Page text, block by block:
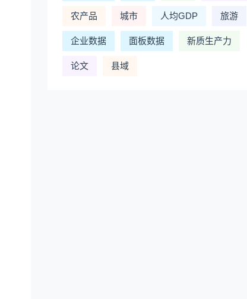
农产品 城市 人均GDP 旅游
企业数据 面板数据 新质生产力
论文 县域